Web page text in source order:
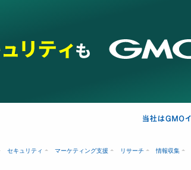
セキュリティ マーケティング支援 リサーチ 情報収集